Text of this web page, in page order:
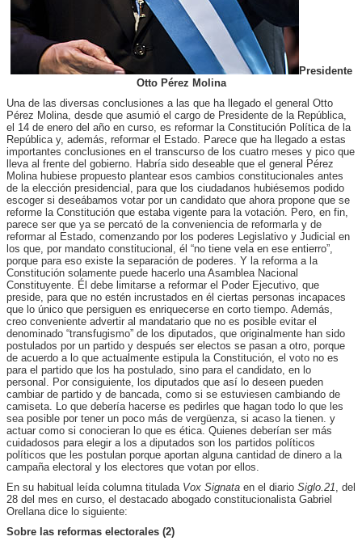
Presidente
Otto Pérez Molina
Una de las diversas conclusiones a las que ha llegado el general Otto
Pérez Molina, desde que asumió el cargo de Presidente de la República,
el 14 de enero del año en curso, es reformar la Constitución Política de la
República y, además, reformar el Estado. Parece que ha llegado a estas
importantes conclusiones en el transcurso de los cuatro meses y pico que
lleva al frente del gobierno. Habría sido deseable que el general Pérez
Molina hubiese propuesto plantear esos cambios constitucionales antes
de la elección presidencial, para que los ciudadanos hubiésemos podido
escoger si deseábamos votar por un candidato que ahora propone que se
reforme la Constitución que estaba vigente para la votación. Pero, en fin,
parece ser que ya se percató de la conveniencia de reformarla y de
reformar al Estado, comenzando por los poderes Legislativo y Judicial en
los que, por mandato constitucional, él “no tiene vela en ese entierro”,
porque para eso existe la separación de poderes. Y la reforma a la
Constitución solamente puede hacerlo una Asamblea Nacional
Constituyente. Él debe limitarse a reformar el Poder Ejecutivo, que
preside, para que no estén incrustados en él ciertas personas incapaces
que lo único que persiguen es enriquecerse en corto tiempo. Además,
creo conveniente advertir al mandatario que no es posible evitar el
denominado “transfugismo” de los diputados, que originalmente han sido
postulados por un partido y después ser electos se pasan a otro, porque
de acuerdo a lo que actualmente estipula la Constitución, el voto no es
para el partido que los ha postulado, sino para el candidato, en lo
personal. Por consiguiente, los diputados que así lo deseen pueden
cambiar de partido y de bancada, como si se estuviesen cambiando de
camiseta. Lo que debería hacerse es pedirles que hagan todo lo que les
sea posible por tener un poco más de vergüenza, si acaso la tienen. y
actuar como si conocieran lo que es ética. Quienes deberían ser más
cuidadosos para elegir a los a diputados son los partidos políticos
políticos que les postulan porque aportan alguna cantidad de dinero a la
campaña electoral y los electores que votan por ellos.
En su habitual leída columna titulada Vox Signata en el diario Siglo.21, del
28 del mes en curso, el destacado abogado constitucionalista Gabriel
Orellana dice lo siguiente:
Sobre las reformas electorales (2)